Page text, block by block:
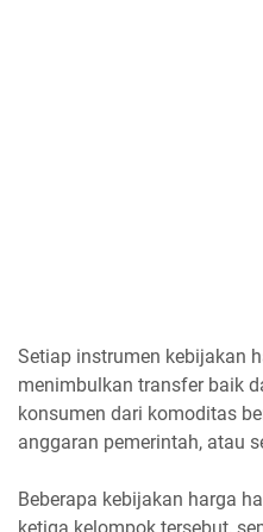
Setiap instrumen kebijakan
menimbulkan transfer baik
konsumen dari komoditas
anggaran pemerintah, atau
Beberapa kebijakan harga
ketiga kelompok tersebut,